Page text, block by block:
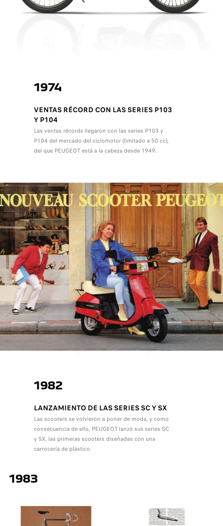
1974
VENTAS RÉCORD CON LAS SERIES P103
Y P104
Las ventas récords llegaron con las series P103 y
P104 del mercado del ciclomotor (limitado a 50 cc),
del que PEUGEOT está a la cabeza desde 1949.
1982
LANZAMIENTO DE LAS SERIES SC Y SX
Las scooters se volvieron a poner de moda, y como
consecuencia de ello, PEUGEOT lanzó sus series SC
y SX, las primeras scooters diseñadas con una
carrocería de plástico.
1983